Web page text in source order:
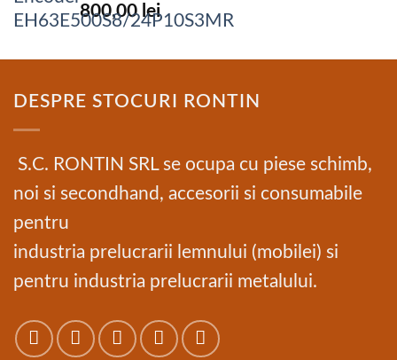
800,00 lei
DESPRE STOCURI RONTIN
S.C. RONTIN SRL se ocupa cu piese schimb,
noi si secondhand, accesorii si consumabile
pentru
industria prelucrarii lemnului (mobilei) si
pentru industria prelucrarii metalului.